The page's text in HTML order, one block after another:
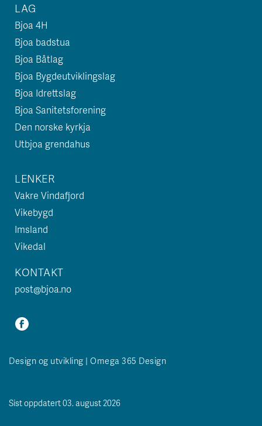
LAG
Bjoa 4H
Bjoa badstua
Bjoa Båtlag
Bjoa Bygdeutviklingslag
Bjoa Idrettslag
Bjoa Sanitetsforening
Den norske kyrkja
Utbjoa grendahus
LENKER
Vakre Vindafjord
Vikebygd
Imsland
Vikedal
KONTAKT
post@bjoa.no
Design og utvikling | Omega 365 Design
Sist oppdatert 03. august 2026